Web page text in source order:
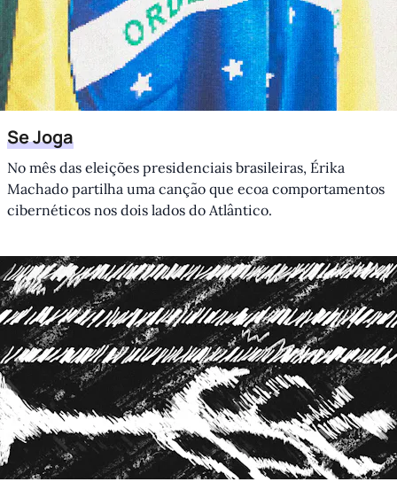
Se Joga
No mês das eleições presidenciais brasileiras, Érika
Machado partilha uma canção que ecoa comportamentos
cibernéticos nos dois lados do Atlântico.